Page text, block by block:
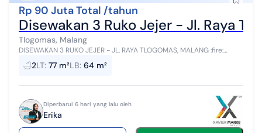
Rp 90 Juta Total /tahun
Disewakan 3 Ruko Jejer - Jl. Raya
Tlogomas, Malang
DISEWAKAN 3 RUKO JEJER - JL. RAYA TLOGOMAS, MALANG :fire:
Lokasi strategis di Jl. Raya Tlogomas, cocok untuk berbagai
kebutuhan usaha seperti kant...
2LT: 77 m²LB: 64 m²
Diperbarui 6 hari yang lalu oleh
Erika